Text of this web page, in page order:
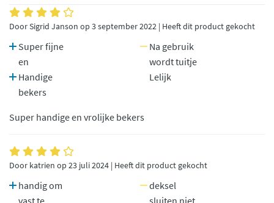
Door Sigrid Janson op 3 september 2022 | Heeft dit product gekocht
Super fijne
en
Handige
bekers
Na gebruik
wordt tuitje
Lelijk
Super handige en vrolijke bekers
Door katrien op 23 juli 2024 | Heeft dit product gekocht
handig om
deksel